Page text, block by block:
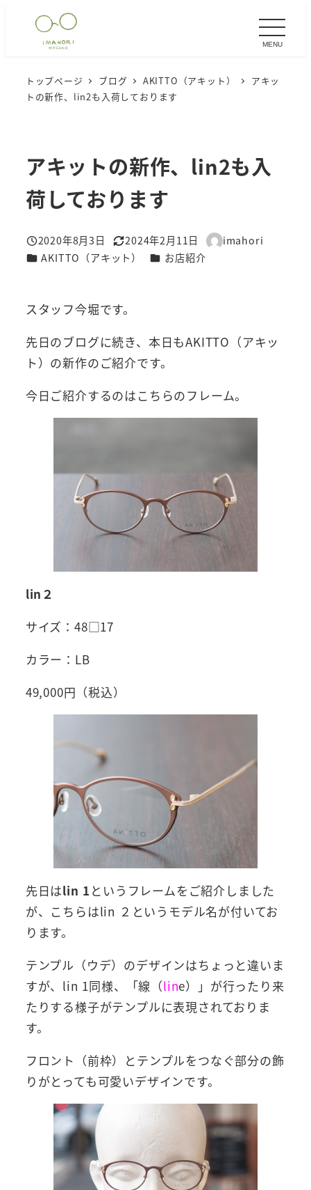
MENU
トップページ ブログ AKITTO（アキット）
アキッ
トの新作、lin2も入荷しております
アキットの新作、lin2も入
荷しております
投稿日
2020年8月3日
更新日
2024年2月11日
著
imahori
カテゴリー
AKITTO（アキット） カテゴリー
お店紹介
スタッフ今堀です。
先日のブログに続き、本日もAKITTO（アキッ
ト）の新作のご紹介です。
今日ご紹介するのはこちらのフレーム。
lin２
サイズ：48□17
カラー：LB
49,000円（税込）
先日はlin 1 というフレームをご紹介しました
が、こちらはlin ２というモデル名が付いてお
ります。
テンプル（ウデ）のデザインはちょっと違いま
すが、lin 1同様、「線（line）」が行ったり来
たりする様子がテンプルに表現されておりま
す。
フロント（前枠）とテンプルをつなぐ部分の飾
りがとっても可愛いデザインです。